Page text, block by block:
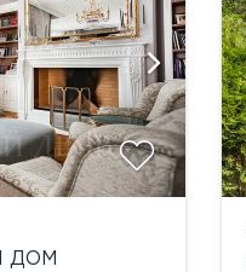
ДОМ
фотографию